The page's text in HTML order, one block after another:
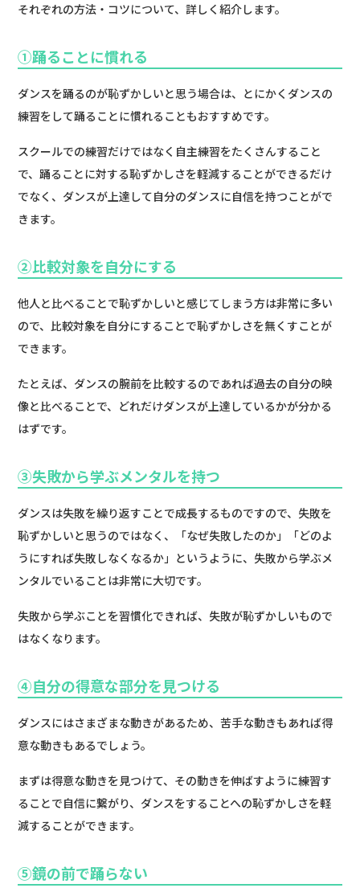
それぞれの方法・コツについて、詳しく紹介します。
①踊ることに慣れる
ダンスを踊るのが恥ずかしいと思う場合は、とにかくダンスの
練習をして踊ることに慣れることもおすすめです。
スクールでの練習だけではなく自主練習をたくさんすること
で、踊ることに対する恥ずかしさを軽減することができるだけ
でなく、ダンスが上達して自分のダンスに自信を持つことがで
きます。
②比較対象を自分にする
他人と比べることで恥ずかしいと感じてしまう方は非常に多い
ので、比較対象を自分にすることで恥ずかしさを無くすことが
できます。
たとえば、ダンスの腕前を比較するのであれば過去の自分の映
像と比べることで、どれだけダンスが上達しているかが分かる
はずです。
③失敗から学ぶメンタルを持つ
ダンスは失敗を繰り返すことで成長するものですので、失敗を
恥ずかしいと思うのではなく、「なぜ失敗したのか」「どのよ
うにすれば失敗しなくなるか」というように、失敗から学ぶメ
ンタルでいることは非常に大切です。
失敗から学ぶことを習慣化できれば、失敗が恥ずかしいもので
はなくなります。
④自分の得意な部分を見つける
ダンスにはさまざまな動きがあるため、苦手な動きもあれば得
意な動きもあるでしょう。
まずは得意な動きを見つけて、その動きを伸ばすように練習す
ることで自信に繋がり、ダンスをすることへの恥ずかしさを軽
減することができます。
⑤鏡の前で踊らない